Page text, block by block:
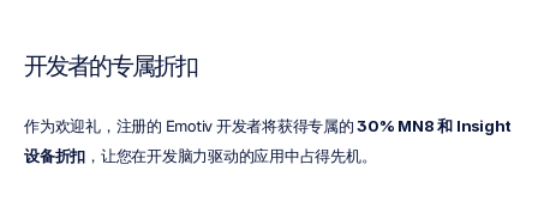
开发者的专属折扣
作为欢迎礼，注册的 Emotiv 开发者将获得专属的 30% MN8 和 Insight
设备折扣 ，让您在开发脑力驱动的应用中占得先机。